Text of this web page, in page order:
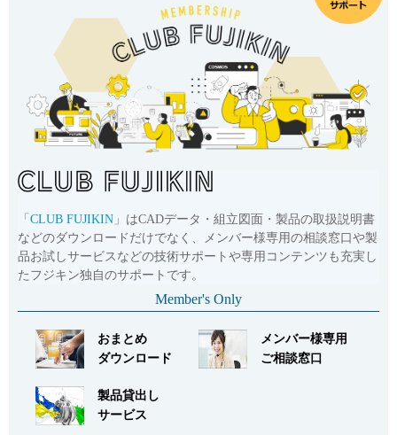
UJP-FN-AM
詳細
1NPTおねじ
お問い合わせ
CADデータ
「 CLUB FUJIKIN 」はCADデータ・組立図面・製品の取扱説明書
などのダウンロードだけでなく、メンバー様専用の相談窓口や製
品お試しサービスなどの技術サポートや専用コンテンツも充実し
たフジキン独自のサポートです。
Member's Only
おまとめ
ダウンロード
メンバー様専用
ご相談窓口
製品貸出し
サービス